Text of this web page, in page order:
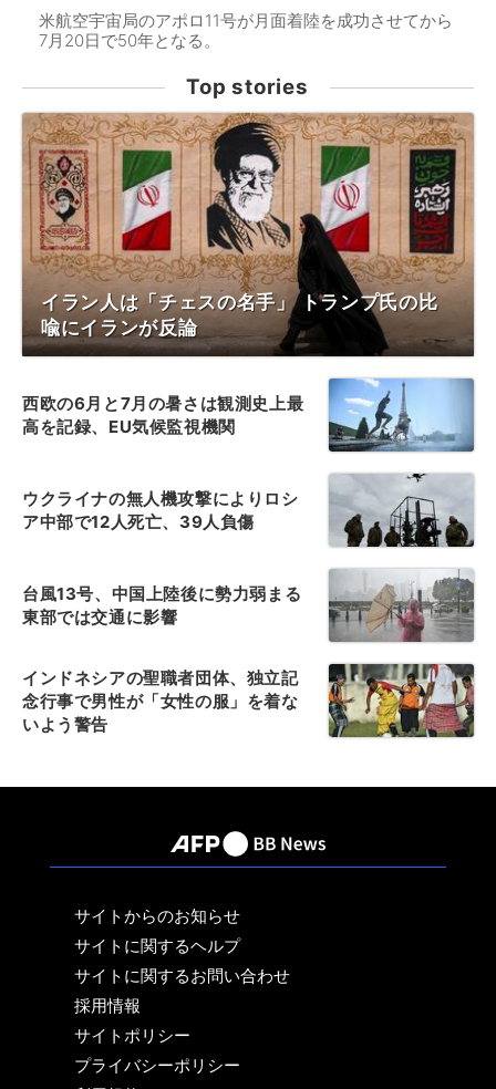
米航空宇宙局のアポロ11号が月面着陸を成功させてから
7月20日で50年となる。
Top stories
イラン人は「チェスの名手」 トランプ氏の比
喩にイランが反論
西欧の6月と7月の暑さは観測史上最
高を記録、EU気候監視機関
ウクライナの無人機攻撃によりロシ
ア中部で12人死亡、39人負傷
台風13号、中国上陸後に勢力弱まる
東部では交通に影響
インドネシアの聖職者団体、独立記
念行事で男性が「女性の服」を着な
いよう警告
サイトからのお知らせ
サイトに関するヘルプ
サイトに関するお問い合わせ
採用情報
サイトポリシー
プライバシーポリシー